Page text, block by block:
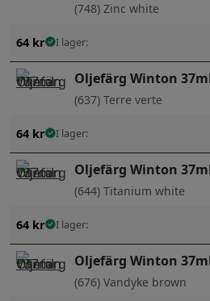
(748) Zinc white
64 kr I lager:
Oljefärg Winton
(637) Terre verte
64 kr I lager:
Oljefärg Winton
(644) Titanium white
64 kr I lager:
Oljefärg Winton
(676) Vandyke brown